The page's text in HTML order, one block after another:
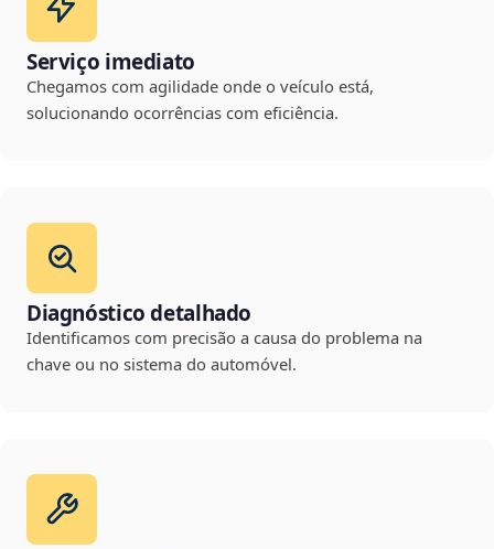
Serviço imediato
Chegamos com agilidade onde o veículo está,
solucionando ocorrências com eficiência.
Diagnóstico detalhado
Identificamos com precisão a causa do problema na
chave ou no sistema do automóvel.